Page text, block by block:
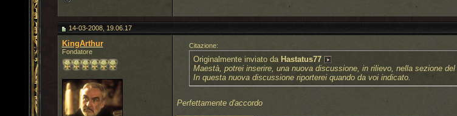
14-03-2008, 19.06.17
KingArthur
Fondatore
Citazione:
Originalmente inviato da Hastatus77
Maestà, potrei inserire, una nuova discussione, in rilievo, nella sezione
In questa nuova discussione riporterei quando da voi indicato.
Perfettamente d'accordo